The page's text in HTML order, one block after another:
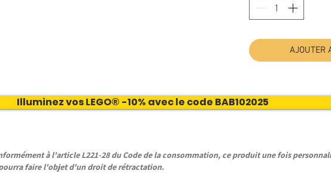
AJOUTER
Illuminez vos LEGO® -10% avec le code BAB102025
à l'article L221-28 du Code de la consommation, ce produit une fois
faire l'objet d'un droit de rétractation.